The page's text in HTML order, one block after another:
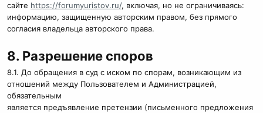
сайте https://forumyuristov.ru/, включая, но не ограничиваясь:
информацию, защищенную авторским правом, без прямого
согласия владельца авторского права.
8. Разрешение споров
8.1. До обращения в суд с иском по спорам, возникающим из
отношений между Пользователем и Администрацией,
обязательным
является предъявление претензии (письменного предложения